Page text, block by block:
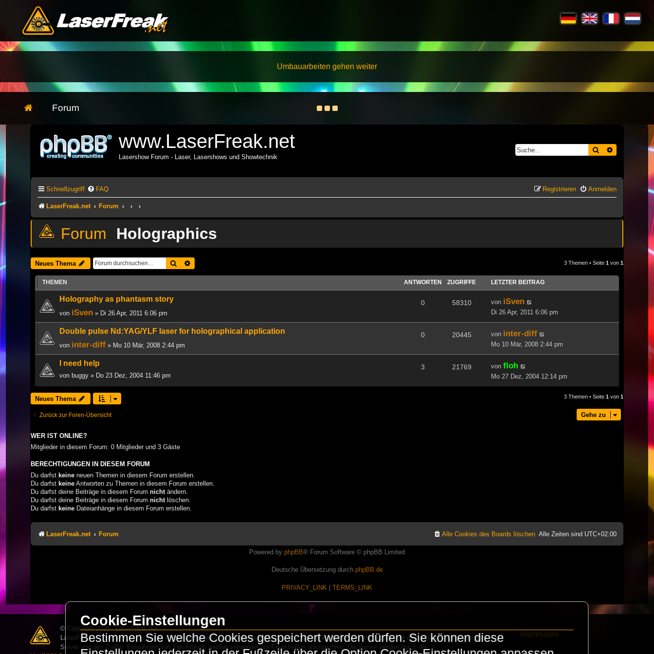
Umbauarbeiten gehen weiter
Forum
www.LaserFreak.net
Lasershow Forum - Laser, Lasershows und Showtechnik
Suche Erweiterte
Schnellzugriff FAQ Anmelden
Registrieren
LaserFreak.net Forum
Holographics
Neues Thema Suche 3 Themen • Seite 1 von 1
THEMEN ANTWORTEN ZUGRIFFE LETZTER BEITRAG
Holography as phantasm story
von iSven » Di 26 Apr, 2011 6:06 pm
0 58310 von iSven
Di 26 Apr, 2011 6:06 pm
Double pulse Nd:YAG/YLF laser for holographical application
von inter-diff » Mo 10 Mär, 2008 2:44 pm
0 20445 von inter-diff
Mo 10 Mär, 2008 2:44 pm
I need help
von buggy » Do 23 Dez, 2004 11:46 pm
3 21769 von floh
Mo 27 Dez, 2004 12:14 pm
Neues Thema 3 Themen • Seite 1 von 1
Zurück zur Foren-Übersicht Gehe zu
WER IST ONLINE?
Mitglieder in diesem Forum: 0 Mitglieder und 3 Gäste
BERECHTIGUNGEN IN DIESEM FORUM
Du darfst keine neuen Themen in diesem Forum erstellen.
Du darfst keine Antworten zu Themen in diesem Forum erstellen.
Du darfst deine Beiträge in diesem Forum nicht ändern.
Du darfst deine Beiträge in diesem Forum nicht löschen.
Du darfst keine Dateianhänge in diesem Forum erstellen.
LaserFreak.net Forum Alle Zeiten sind UTC+02:00
Alle Cookies des Boards löschen
Powered by phpBB® Forum Software © phpBB Limited
Deutsche Übersetzung durch phpBB.de
PRIVACY_LINK TERMS_LINK
© Copyright 2025 - LaserFreak.net
LaserFreak ist ein freies und offenes Forum zum Thema Lasershowtechnik. Wir sind nicht kommerziell und die Banner auf dieser Seite finanzieren die
Server und den Traffic. Einnahmen von Fan Artikeln werden verwendet um Freaktreffen auszurichten. Die Server werden durch die
Impressum
Cookie-Einstellungen
Bestimmen Sie welche Cookies gespeichert werden dürfen. Sie können diese